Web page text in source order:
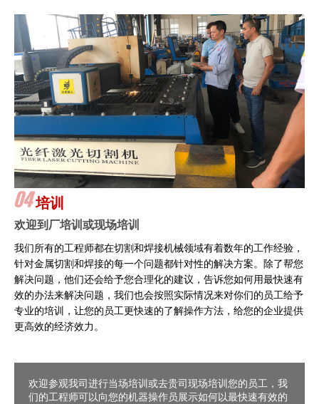
培训
欢迎到厂培训或现场培训
我们所有的工程师都在切割和焊接机械领域有着数年的工作经验，
针对金属切割和焊接的每一个问题都针对性的解决方案。除了帮您
解决问题，他们还会给予您合理化的建议，告诉您如何用最快速有
效的办法来解决问题，我们也会按照实际情况来对你们的员工给予
专业的培训，让您的员工更快速的了解操作方法，给您的企业提供
更高效的经济效力。
欢迎参观我司进行当场培训或去贵司现场培训您的员工，我
们的工程师可以向您的机器操作员展示如何以最快速有效的